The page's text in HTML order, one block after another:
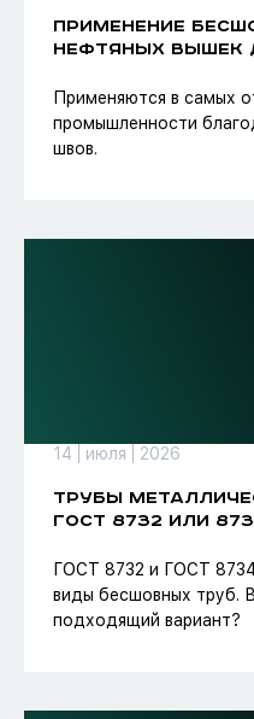
ПРИМЕНЕНИЕ
НЕФТЯНЫХ ВЫШЕК
Применяются в самых
промышленности
швов.
14 июля 2026
ТРУБЫ
ГОСТ 8732 ИЛИ
ГОСТ 8732 и ГОСТ
виды бесшовных труб.
подходящий вариант?